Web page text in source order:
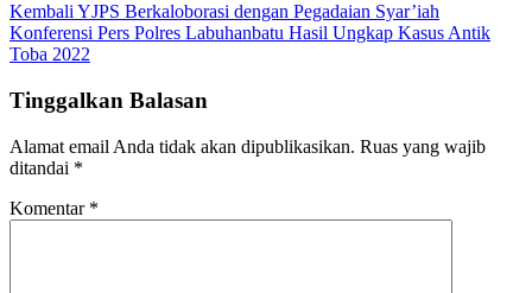
Kembali YJPS Berkaloborasi dengan Pegadaian Syar’iah
Konferensi Pers Polres Labuhanbatu Hasil Ungkap Kasus Antik
Toba 2022
Tinggalkan Balasan
Alamat email Anda tidak akan dipublikasikan. Ruas yang wajib
ditandai *
Komentar *